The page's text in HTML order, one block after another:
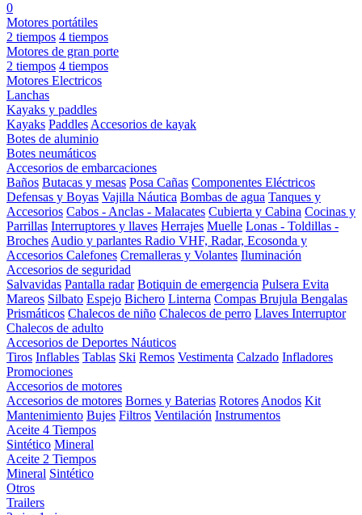
0
Motores portátiles
2 tiempos 4 tiempos
Motores de gran porte
2 tiempos 4 tiempos
Motores Electricos
Lanchas
Kayaks y paddles
Kayaks Paddles Accesorios de kayak
Botes de aluminio
Botes neumáticos
Accesorios de embarcaciones
Baños Butacas y mesas Posa Cañas Componentes Eléctricos
Defensas y Boyas Vajilla Náutica Bombas de agua Tanques y
Accesorios Cabos - Anclas - Malacates Cubierta y Cabina Cocinas y
Parrillas Interruptores y llaves Herrajes Muelle Lonas - Toldillas -
Broches Audio y parlantes Radio VHF, Radar, Ecosonda y
Accesorios Calefones Cremalleras y Volantes Iluminación
Accesorios de seguridad
Salvavidas Pantalla radar Botiquin de emergencia Pulsera Evita
Mareos Silbato Espejo Bichero Linterna Compas Brujula Bengalas
Prismáticos Chalecos de niño Chalecos de perro Llaves Interruptor
Chalecos de adulto
Accesorios de Deportes Náuticos
Tiros Inflables Tablas Ski Remos Vestimenta Calzado Infladores
Promociones
Accesorios de motores
Accesorios de motores Bornes y Baterias Rotores Anodos Kit
Mantenimiento Bujes Filtros Ventilación Instrumentos
Aceite 4 Tiempos
Sintético Mineral
Aceite 2 Tiempos
Mineral Sintético
Otros
Trailers